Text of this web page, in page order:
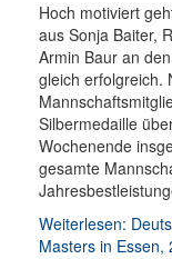
Hoch motiviert
aus Sonja Baiter,
Armin Baur an
gleich erfolgreich.
Silbermedaille
Wochenende
gesamte
Weiterlesen:
Masters in Essen,